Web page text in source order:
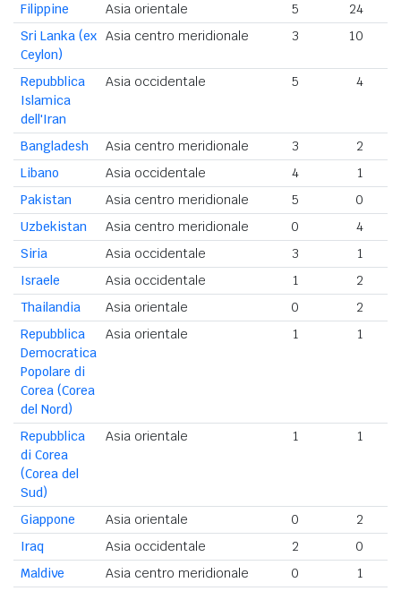
Filippine Asia orientale 5 24
Sri Lanka (ex
Ceylon)
Asia centro meridionale 3 10
Repubblica
Islamica
dell'Iran
Asia occidentale 5 4
Bangladesh Asia centro meridionale 3
2
Libano
Asia occidentale 4
1
Pakistan
Asia centro meridionale 5
0
Uzbekistan
Asia centro meridionale 0
4
Siria
Asia occidentale 3
1
Israele
Asia occidentale 1
2
Thailandia
Asia orientale 0
2
Repubblica
Democratica
Popolare di
Corea (Corea
del Nord)
Asia orientale 1 1
Repubblica
di Corea
(Corea del
Sud)
Asia orientale 1 1
Giappone Asia orientale 0
2
Iraq
Asia occidentale 2
0
Maldive
Asia centro meridionale 0 1